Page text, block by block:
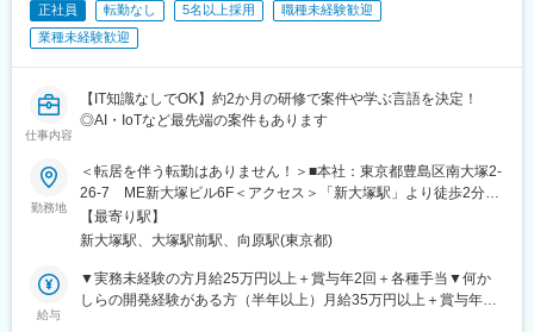
県)、あざみ野駅、中山駅(神奈川県)、川和町駅、都筑ふれあいの
丘駅、北山田駅(神奈川県)、東山田駅、高田駅(神奈川県)、日吉本
町駅、日吉駅(神奈川県)、長田駅(大阪府)、中津駅(大阪府・阪急
駅、北新地駅、三ノ宮駅、淀屋橋駅、京橋駅(大阪府)、大阪ビジネ
スパーク駅、梅田駅(地下鉄)、東梅田駅、渡辺橋駅、関目高殿駅、
央駅(北大阪急行)、南方駅(大阪府)、大石駅、江坂駅、麻布十番
駅、堺筋本町駅、秋葉原駅、宮ノ前駅、新宿御苑前駅、溜池山王
駅、高島町駅、桜田門駅、蓮沼駅、吉祥寺駅、京成船橋駅、銀座
駅、飯田橋駅、代官山駅、大崎広小路駅、御成門駅、富士見ケ丘
駅、市川駅、新日本橋駅、鹿島田駅、祐天寺駅、馬喰横山駅、武
蔵小杉駅、汐留駅、新大久保駅、地下鉄成増駅、新高島平駅、新
宿駅(東京メトロ)、外苑前駅、千歳烏山駅、京急川崎駅、南新宿
駅、東京駅、大塚駅前駅、布田駅、西横浜駅、田原町駅(東京都)、
正社員 転勤なし 5名以上採用
職種未経験歓迎
業種未経験歓迎
仕事内容
【IT知識なしでOK】約2か月の研修で案件や学ぶ言語を決定！
◎AI・IoTなど最先端の案件もあります
勤務地
＜転居を伴う転勤はありません！＞■本社：東京都豊島区南大塚2-
26-7 ME新大塚ビル6F＜アクセス＞「新大塚駅」より徒歩2分
「大塚駅」より徒歩6分【研修後のプロジェクト先】◆フルリモー
ト、もしくは東京23区を中心とした東京・神奈川・千葉・埼玉・
す。※すべて徒歩10分以内の駅チカオフィスです。※敷地内全面禁
煙☆在宅勤務や完全在宅（フルリモート）、リモートワークも相
【最寄り駅】
新大塚駅、大塚駅前駅、向原駅(東京都)
給与
▼実務未経験の方月給25万円以上＋賞与年2回＋各種手当▼何か
しらの開発経験がある方（半年以上）月給35万円以上＋賞与年2